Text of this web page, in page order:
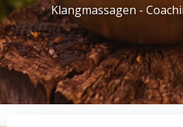
Klangmassagen -